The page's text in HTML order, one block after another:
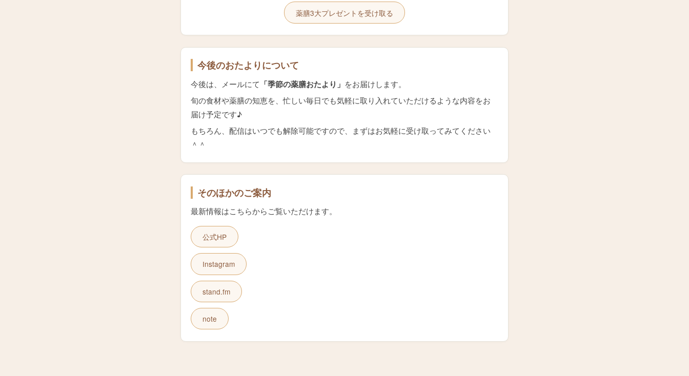
薬膳3大プレゼントを受け取る
今後のおたよりについて
今後は、メールにて 「季節の薬膳おたより」 をお届けします。
旬の食材や薬膳の知恵を、忙しい毎日でも気軽に取り入れていただけるような内容をお
届け予定です♪
もちろん、配信はいつでも解除可能ですので、まずはお気軽に受け取ってみてください
＾＾
そのほかのご案内
最新情報はこちらからご覧いただけます。
公式HP
Instagram
stand.fm
note